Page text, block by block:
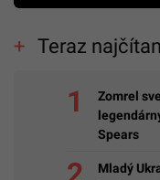
Teraz
Zomrel
Spears
Mladý